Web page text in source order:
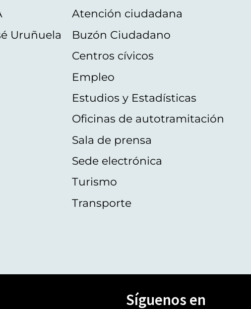
Uruñuela
Atención ciudadana
Buzón Ciudadano
Centros cívicos
Empleo
Estudios y Estadísticas
Oficinas de autotramitación
Sala de prensa
Sede electrónica
Turismo
Transporte
Síguenos en